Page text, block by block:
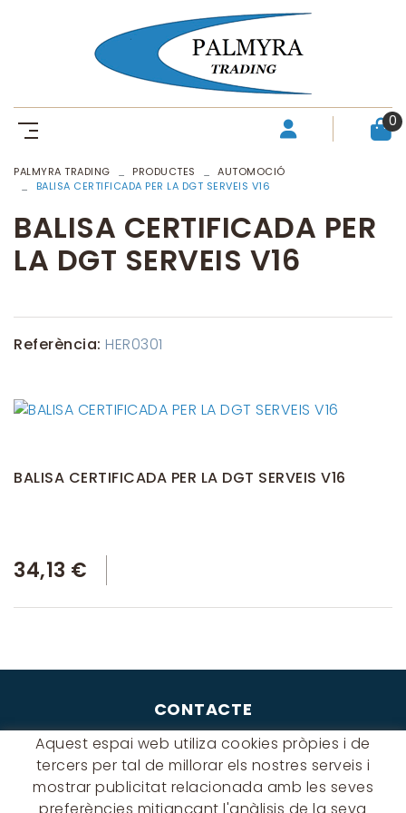
0
PALMYRA TRADING PRODUCTES
AUTOMOCIÓ
BALISA CERTIFICADA PER LA DGT SERVEIS V16
BALISA CERTIFICADA PER
LA DGT SERVEIS V16
Referència: HER0301
BALISA CERTIFICADA PER LA DGT SERVEIS V16
34,13 €
CONTACTE
Albert Einstein, 54 - 60 - Nave 3
08940 Cornellà de Llobregat
(BARCELONA)
649 631 197
Aquest espai web utiliza cookies pròpies i de
tercers per tal de millorar els nostres serveis i
mostrar publicitat relacionada amb les seves